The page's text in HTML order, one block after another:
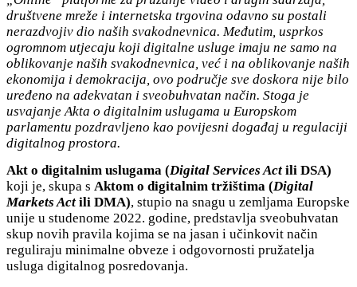
društvene mreže i internetska trgovina odavno su postali
nerazdvojiv dio naših svakodnevnica. Međutim, usprkos
ogromnom utjecaju koji digitalne usluge imaju ne samo na
oblikovanje naših svakodnevnica, već i na oblikovanje naših
ekonomija i demokracija, ovo područje sve doskora nije bilo
uređeno na adekvatan i sveobuhvatan način. Stoga je
usvajanje Akta o digitalnim uslugama u Europskom
parlamentu pozdravljeno kao povijesni događaj u regulaciji
digitalnog prostora.
Akt o digitalnim uslugama (Digital Services Act ili DSA)
koji je, skupa s Aktom o digitalnim tržištima (Digital
Markets Act ili DMA), stupio na snagu u zemljama Europske
unije u studenome 2022. godine, predstavlja sveobuhvatan
skup novih pravila kojima se na jasan i učinkovit način
reguliraju minimalne obveze i odgovornosti pružatelja
usluga digitalnog posredovanja.